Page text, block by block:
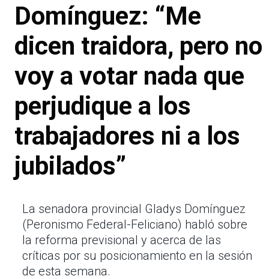
Domínguez: “Me
dicen traidora, pero no
voy a votar nada que
perjudique a los
trabajadores ni a los
jubilados”
La senadora provincial Gladys Domínguez
(Peronismo Federal-Feliciano) habló sobre
la reforma previsional y acerca de las
críticas por su posicionamiento en la sesión
de esta semana.